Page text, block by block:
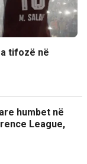
tifozë në
humbet në
League,